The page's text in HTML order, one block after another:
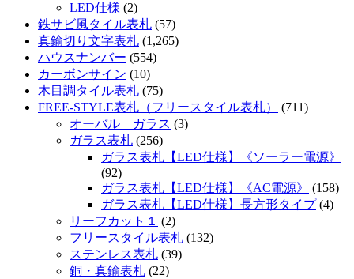
LED仕様 (2)
鉄サビ風タイル表札 (57)
真鍮切り文字表札 (1,265)
ハウスナンバー (554)
カーボンサイン (10)
木目調タイル表札 (75)
FREE-STYLE表札（フリースタイル表札）
(711)
オーバル ガラス (3)
ガラス表札 (256)
ガラス表札【LED仕様】《ソーラー電源》
(92)
ガラス表札【LED仕様】《AC電源》
(158)
ガラス表札【LED仕様】長方形タイプ(4)
リーフカット１
(2)
フリースタイル表札 (132)
ステンレス表札 (39)
銅・真鍮表札 (22)